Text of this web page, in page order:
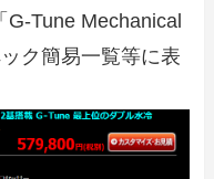
G-Tune Mechanical
ク簡易一覧等に表